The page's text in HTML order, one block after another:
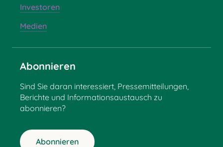
Investoren
Medien
Abonnieren
Sind Sie daran interessiert, Pressemitteilungen,
Berichte und Informationsaustausch zu
abonnieren?
Abonnieren